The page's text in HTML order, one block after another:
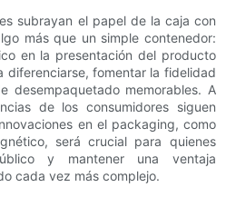
subrayan el papel de la caja con
más que un simple contenedor:
en la presentación del producto
diferenciarse, fomentar la fidelidad
desempaquetado memorables. A
de los consumidores siguen
en el packaging, como
será crucial para quienes
y mantener una ventaja
cada vez más complejo.